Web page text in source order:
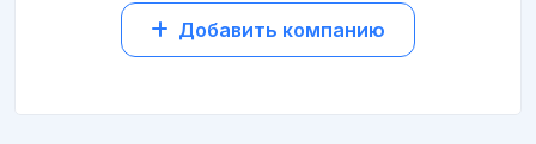
Добавить компанию